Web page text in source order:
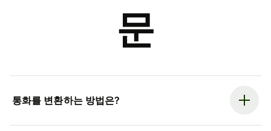
문
통화를 변환하는 방법은?